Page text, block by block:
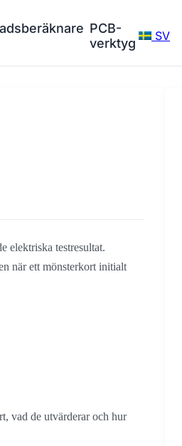
PCB-
verktyg
SV
elektriska testresultat.
när ett mönsterkort initialt
vad de utvärderar och hur